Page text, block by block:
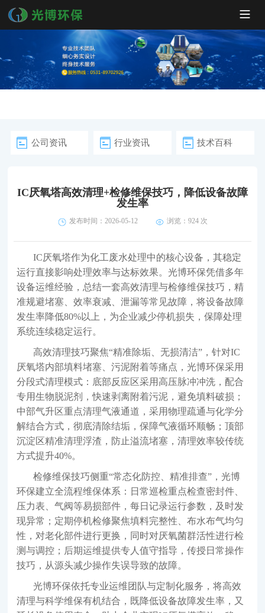
公司资讯 行业资讯 技术百科
IC厌氧塔高效清理+检修维保技巧，降低设备故障
发生率
发布时间：2026-05-12 浏览： 924 次
IC厌氧塔作为化工废水处理中的核心设备，其稳定
运行直接影响处理效率与达标效果。光博环保凭借多年
设备运维经验，总结一套高效清理与检修维保技巧，精
准规避堵塞、效率衰减、泄漏等常见故障，将设备故障
发生率降低80%以上，为企业减少停机损失，保障处理
系统连续稳定运行。
高效清理技巧聚焦“精准除垢、无损清洁”，针对IC
厌氧塔内部填料堵塞、污泥附着等痛点，光博环保采用
分段式清理模式：底部反应区采用高压脉冲冲洗，配合
专用生物脱泥剂，快速剥离附着污泥，避免填料破损；
中部气升区重点清理气液通道，采用物理疏通与化学分
解结合方式，彻底清除结垢，保障气液循环顺畅；顶部
沉淀区精准清理浮渣，防止溢流堵塞，清理效率较传统
方式提升40%。
检修维保技巧侧重“常态化防控、精准排查”，光博
环保建立全流程维保体系：日常巡检重点检查密封件、
压力表、气阀等易损部件，每日记录运行参数，及时发
现异常；定期停机检修聚焦填料完整性、布水布气均匀
性，对老化部件进行更换，同时对厌氧菌群活性进行检
测与调控；后期运维提供专人值守指导，传授日常操作
技巧，从源头减少操作失误导致的故障。
光博环保依托专业运维团队与定制化服务，将高效
清理与科学维保有机结合，既降低设备故障发生率，又